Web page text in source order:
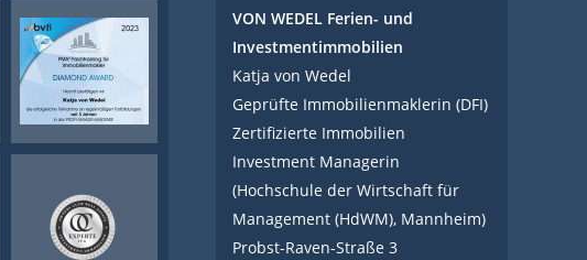
VON WEDEL Ferien- und
Investmentimmobilien
Katja von Wedel
Geprüfte Immobilienmaklerin (DFI)
Zertifizierte Immobilien
Investment Managerin
(Hochschule der Wirtschaft für
Management (HdWM), Mannheim)
Probst-Raven-Straße 3